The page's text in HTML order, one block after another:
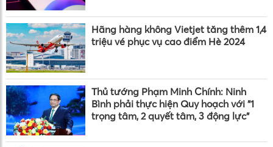
Hãng hàng không Vietjet tăng thêm 1,4
triệu vé phục vụ cao điểm Hè 2024
Thủ tướng Phạm Minh Chính: Ninh
Bình phải thực hiện Quy hoạch với "1
trọng tâm, 2 quyết tâm, 3 động lực"